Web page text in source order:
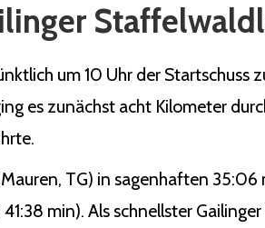
um 10 Uhr der Startschuss
es zunächst acht Kilometer
TG) in sagenhaften
min). Als schnellster